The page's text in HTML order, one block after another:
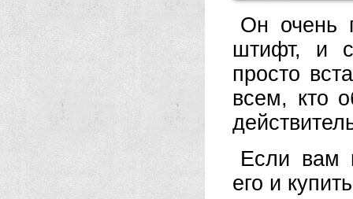
Он очень
штифт, и
просто
всем, кто
Если вам
его и